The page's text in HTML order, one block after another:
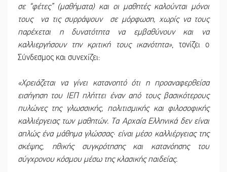
σε “φέτες” (μαθήματα) και οι μαθητές καλούνται μόνοι
τους να τις συρράψουν σε μόρφωση, χωρίς να τους
παρέχεται η δυνατότητα να εμβαθύνουν και να
καλλιεργήσουν την κριτική τους ικανότητα», τονίζει ο
Σύνδεσμος και συνεχίζει:
«Χρειάζεται να γίνει κατανοητό ότι η προαναφερθείσα
εισήγηση του ΙΕΠ πλήττει έναν από τους βασικότερους
πυλώνες της γλωσσικής, πολιτισμικής και φιλοσοφικής
καλλιέργειας των μαθητών. Τα Αρχαία Ελληνικά δεν είναι
απλώς ένα μάθημα γλώσσας· είναι μέσο καλλιέργειας της
σκέψης, ηθικής συγκρότησης και κατανόησης του
σύγχρονου κόσμου μέσω της κλασικής παιδείας.